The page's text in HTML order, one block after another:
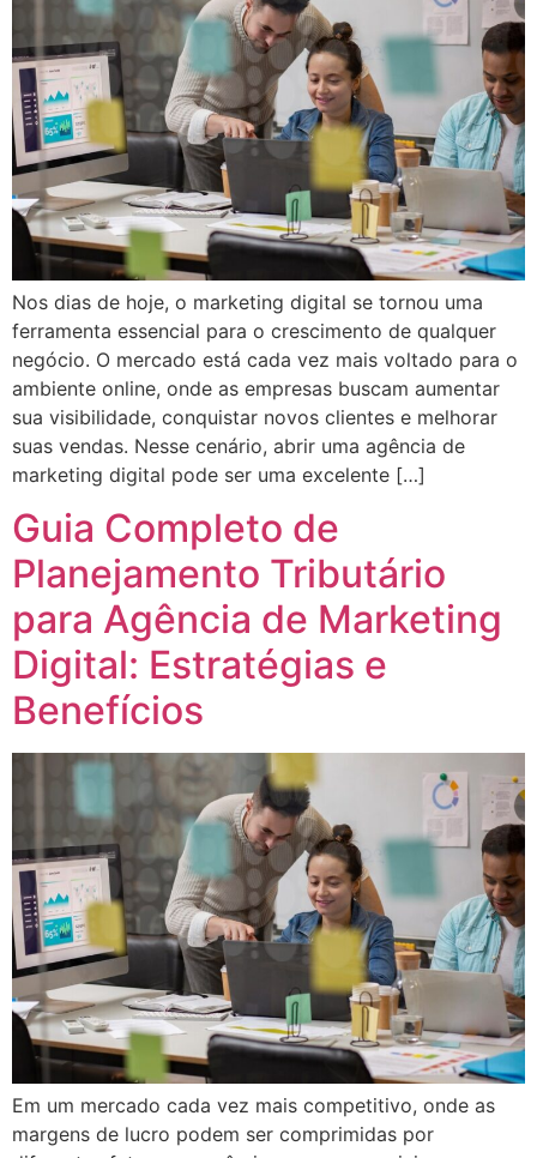
Nos dias de hoje, o marketing digital se tornou uma
ferramenta essencial para o crescimento de qualquer
negócio. O mercado está cada vez mais voltado para o
ambiente online, onde as empresas buscam aumentar
sua visibilidade, conquistar novos clientes e melhorar
suas vendas. Nesse cenário, abrir uma agência de
marketing digital pode ser uma excelente […]
Guia Completo de
Planejamento Tributário
para Agência de Marketing
Digital: Estratégias e
Benefícios
Em um mercado cada vez mais competitivo, onde as
margens de lucro podem ser comprimidas por